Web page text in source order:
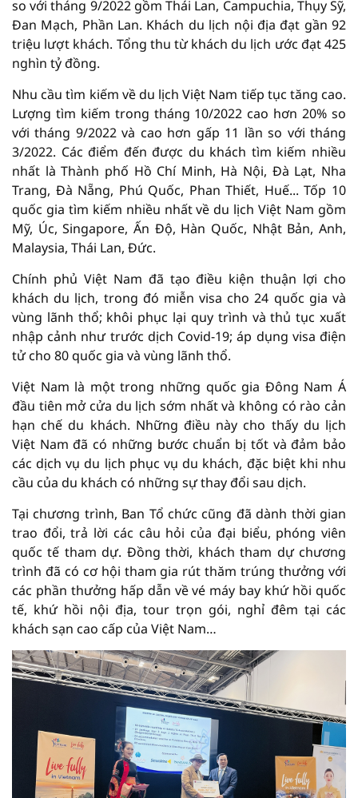
so với tháng 9/2022 gồm Thái Lan, Campuchia, Thụy Sỹ,
Đan Mạch, Phần Lan. Khách du lịch nội địa đạt gần 92
triệu lượt khách. Tổng thu từ khách du lịch ước đạt 425
nghìn tỷ đồng.
Nhu cầu tìm kiếm về du lịch Việt Nam tiếp tục tăng cao.
Lượng tìm kiếm trong tháng 10/2022 cao hơn 20% so
với tháng 9/2022 và cao hơn gấp 11 lần so với tháng
3/2022. Các điểm đến được du khách tìm kiếm nhiều
nhất là Thành phố Hồ Chí Minh, Hà Nội, Đà Lạt, Nha
Trang, Đà Nẵng, Phú Quốc, Phan Thiết, Huế... Tốp 10
quốc gia tìm kiếm nhiều nhất về du lịch Việt Nam gồm
Mỹ, Úc, Singapore, Ấn Độ, Hàn Quốc, Nhật Bản, Anh,
Malaysia, Thái Lan, Đức.
Chính phủ Việt Nam đã tạo điều kiện thuận lợi cho
khách du lịch, trong đó miễn visa cho 24 quốc gia và
vùng lãnh thổ; khôi phục lại quy trình và thủ tục xuất
nhập cảnh như trước dịch Covid-19; áp dụng visa điện
tử cho 80 quốc gia và vùng lãnh thổ.
Việt Nam là một trong những quốc gia Đông Nam Á
đầu tiên mở cửa du lịch sớm nhất và không có rào cản
hạn chế du khách. Những điều này cho thấy du lịch
Việt Nam đã có những bước chuẩn bị tốt và đảm bảo
các dịch vụ du lịch phục vụ du khách, đặc biệt khi nhu
cầu của du khách có những sự thay đổi sau dịch.
Tại chương trình, Ban Tổ chức cũng đã dành thời gian
trao đổi, trả lời các câu hỏi của đại biểu, phóng viên
quốc tế tham dự. Đồng thời, khách tham dự chương
trình đã có cơ hội tham gia rút thăm trúng thưởng với
các phần thưởng hấp dẫn về vé máy bay khứ hồi quốc
tế, khứ hồi nội địa, tour trọn gói, nghỉ đêm tại các
khách sạn cao cấp của Việt Nam…